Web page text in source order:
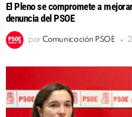
El Pleno se compromete a
denuncia del PSOE
por Comunicación PSOE